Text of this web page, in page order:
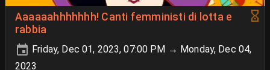
Aaaaaahhhhhhh! Canti femministi di lotta e
rabbia
Friday, Dec 01, 2023, 07:00 PM → Monday, Dec 04,
2023